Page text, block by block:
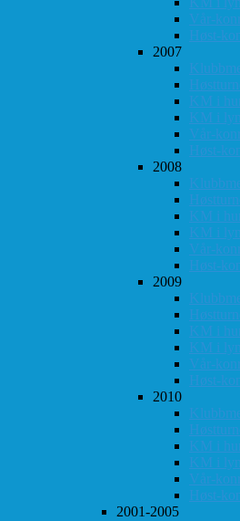
Vår-
Høst-
2007
KM i
KM i
Vår-
Høst-
2008
KM i
KM i
Vår-
Høst-
2009
KM i
KM i
Vår-
Høst-
2010
KM i
KM i
Vår-
Høst-
2001-2005